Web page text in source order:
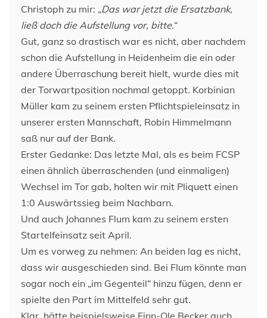
Christoph zu mir: „Das war jetzt die Ersatzbank,
ließ doch die Aufstellung vor, bitte.“
Gut, ganz so drastisch war es nicht, aber nachdem
schon die Aufstellung in Heidenheim die ein oder
andere Überraschung bereit hielt, wurde dies mit
der Torwartposition nochmal getoppt. Korbinian
Müller kam zu seinem ersten Pflichtspieleinsatz in
unserer ersten Mannschaft, Robin Himmelmann
saß nur auf der Bank.
Erster Gedanke: Das letzte Mal, als es beim FCSP
einen ähnlich überraschenden (und einmaligen)
Wechsel im Tor gab, holten wir mit Pliquett einen
1:0 Auswärtssieg beim Nachbarn.
Und auch Johannes Flum kam zu seinem ersten
Startelfeinsatz seit April.
Um es vorweg zu nehmen: An beiden lag es nicht,
dass wir ausgeschieden sind. Bei Flum könnte man
sogar noch ein „im Gegenteil“ hinzu fügen, denn er
spielte den Part im Mittelfeld sehr gut.